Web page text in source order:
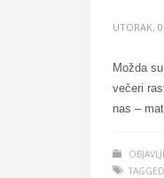
UTORAK,
Možda
večeri
nas –